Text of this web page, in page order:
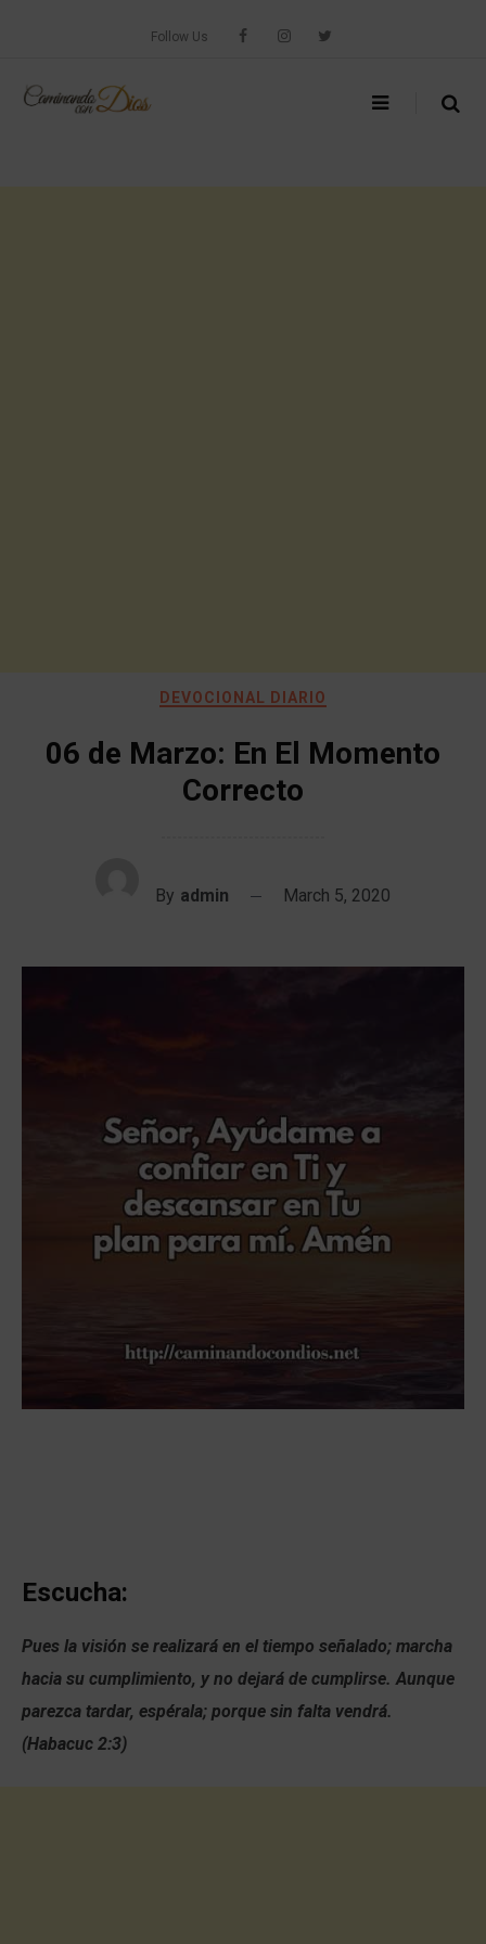
Follow Us
DEVOCIONAL DIARIO
06 de Marzo: En El Momento
Correcto
By admin March 5, 2020
Escucha:
Pues la visión se realizará en el tiempo señalado; marcha
hacia su cumplimiento, y no dejará de cumplirse. Aunque
parezca tardar, espérala; porque sin falta vendrá.
(Habacuc 2:3)